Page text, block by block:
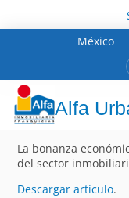
México
Alfa
La bonanza
del sector
Descargar artículo.